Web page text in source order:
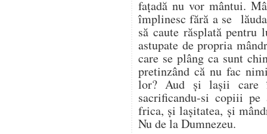
fațadă nu vor mântui.
împlinesc fără a se
să caute răsplată
astupate de propria
care se plâng ca sunt
pretinzând că nu fac
lor? Aud și lașii care
sacrificandu-si copiii
frica, și lașitatea, și
Nu de la Dumnezeu.